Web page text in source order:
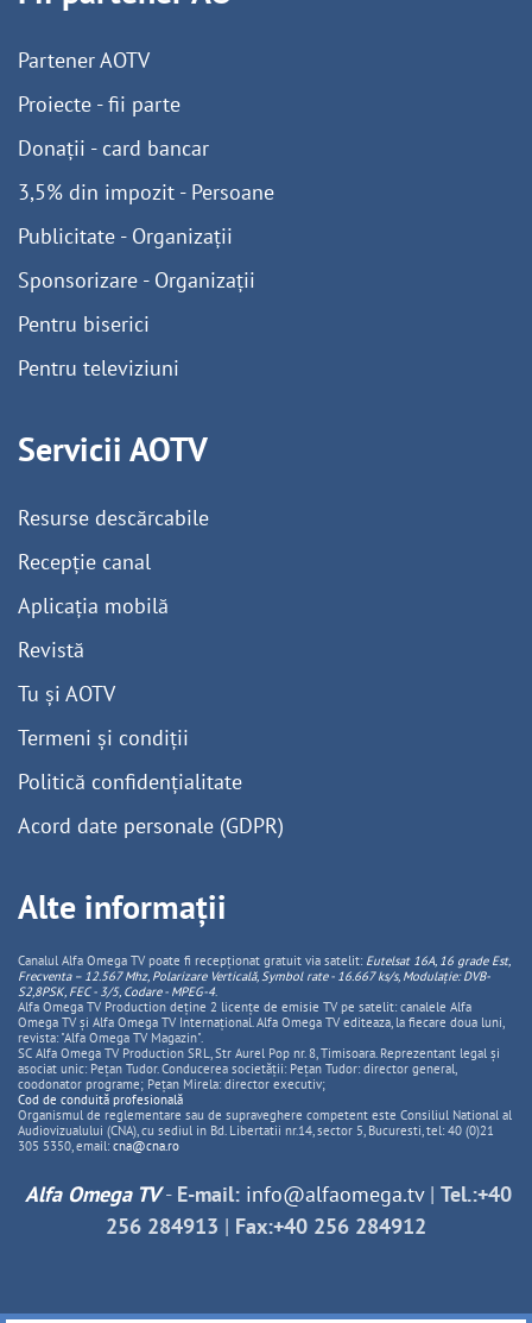
Partener AOTV
Proiecte - fii parte
Donații - card bancar
3,5% din impozit - Persoane
Publicitate - Organizații
Sponsorizare - Organizații
Pentru biserici
Pentru televiziuni
Servicii AOTV
Resurse descărcabile
Recepție canal
Aplicația mobilă
Revistă
Tu și AOTV
Termeni și condiții
Politică confidențialitate
Acord date personale (GDPR)
Alte informații
Canalul Alfa Omega TV poate fi recepționat gratuit via satelit: Eutelsat 16A, 16 grade Est,
Frecventa – 12.567 Mhz, PolarizareVerticală, Symbol rate - 16.667 ks/s, Modulație: DVB-
S2,8PSK, FEC - 3/5, Codare - MPEG-4.
Alfa Omega TV Production deține 2 licențe de emisie TV pe satelit: canalele Alfa
Omega TV și Alfa Omega TV Internațional. Alfa Omega TV editeaza, la fiecare doua luni,
revista: "Alfa Omega TV Magazin".
SC Alfa Omega TV Production SRL, Str Aurel Pop nr. 8, Timisoara. Reprezentant legal și
asociat unic: Pețan Tudor. Conducerea societății: Pețan Tudor: director general,
coodonator programe; Pețan Mirela: director executiv;
Cod de conduită profesională
Organismul de reglementare sau de supraveghere competent este Consiliul National al
Audiovizualului (CNA), cu sediul in Bd. Libertatii nr.14, sector 5, Bucuresti, tel: 40 (0)21
305 5350, email: cna@cna.ro
Alfa Omega TV- E-mail: info@alfaomega.tv| Tel.:+40
256 284913 | Fax:+40 256 284912